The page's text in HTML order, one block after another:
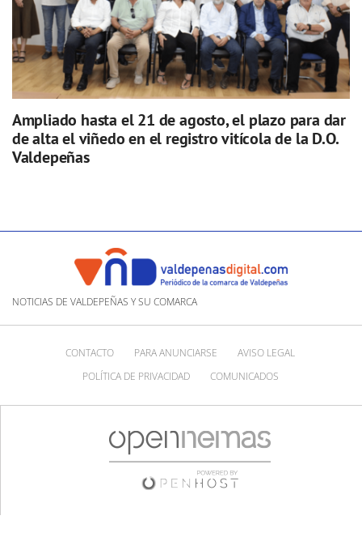
Ampliado hasta el 21 de agosto, el plazo para dar
de alta el viñedo en el registro vitícola de la D.O.
Valdepeñas
NOTICIAS DE VALDEPEÑAS Y SU COMARCA
CONTACTO PARA ANUNCIARSE
AVISO LEGAL
POLÍTICA DE PRIVACIDAD
COMUNICADOS